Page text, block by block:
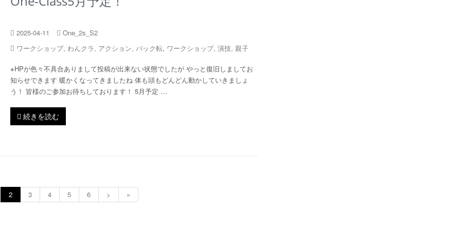
2025-04-11
One_2s_S2
ワークショップ, わんクラ, アクション, バック転, ワークショップ, 演技, 親子
※HPが色々不具合ありまして投稿が出来ない状態でしたが やっと復旧しましてお
知らせできます 暖かくなってきましたね 体も頭もどんどん動かしていきましょ
う！ 皆様のご参加お待ちしております！ 5月予定 …
続きを読む
2 3 4 5 6 > »